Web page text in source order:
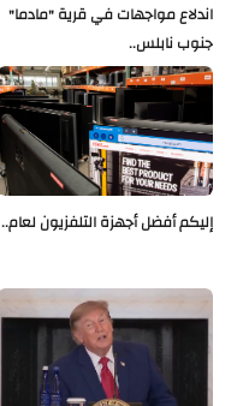
اندلاع مواجهات في قرية "مادما"
جنوب نابلس..
إليكم أفضل أجهزة التلفزيون لعام..